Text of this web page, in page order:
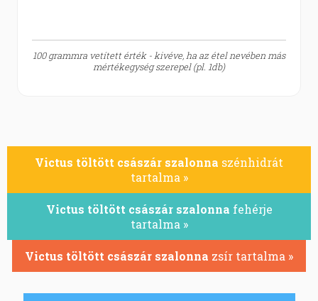
100 grammra vetített érték - kivéve, ha az étel nevében más
mértékegység szerepel (pl. 1db)
Victus töltött császár szalonna szénhidrát
tartalma »
Victus töltött császár szalonna fehérje
tartalma »
Victus töltött császár szalonna zsír tartalma »